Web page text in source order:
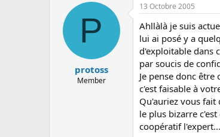
P
protoss
Member
13 Octobre 2005
Ahllàlà je suis
lui ai posé y a
d'exploitable dans
par soucis de
Je pense donc
c'est faisable à
Qu'auriez vous fait
le plus bizarre
coopératif